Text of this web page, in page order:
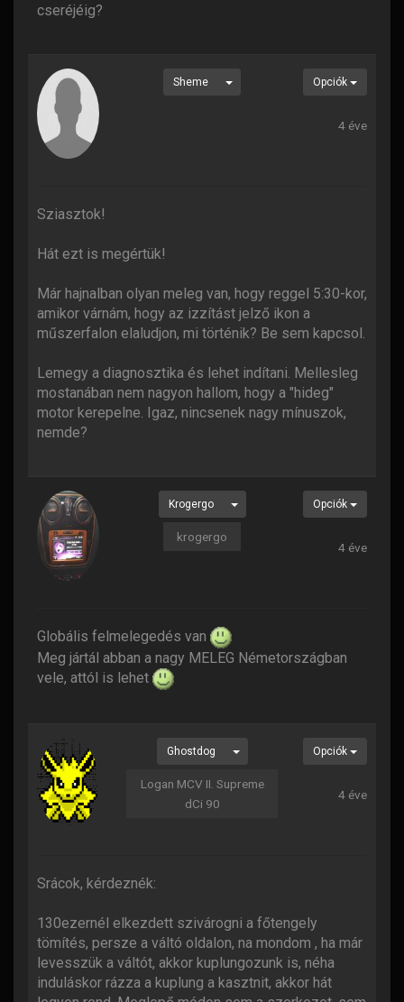
cseréjéig?
Sheme Opciók
4 éve
Sziasztok!
Hát ezt is megértük!
Már hajnalban olyan meleg van, hogy reggel 5:30-kor,
amikor várnám, hogy az izzítást jelző ikon a
műszerfalon elaludjon, mi történik? Be sem kapcsol.
Lemegy a diagnosztika és lehet indítani. Mellesleg
mostanában nem nagyon hallom, hogy a "hideg"
motor kerepelne. Igaz, nincsenek nagy mínuszok,
nemde?
Krogergo
krogergo
Opciók
4 éve
Globális felmelegedés van
Meg jártál abban a nagy MELEG Németországban
vele, attól is lehet
Ghostdog
Logan MCV II. Supreme
dCi 90
Opciók
4 éve
Srácok, kérdeznék:
130ezernél elkezdett szivárogni a főtengely
tömítés, persze a váltó oldalon, na mondom , ha már
levesszük a váltót, akkor kuplungozunk is, néha
induláskor rázza a kuplung a kasztnit, akkor hát